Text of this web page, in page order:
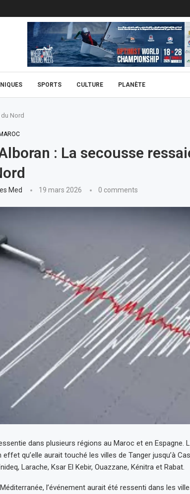
SPORTS CULTURE PLANÈTE
Nord
: La secousse
Med 19 mars 2026 0 comments
dans plusieurs régions au Maroc et en Espagne.
qu’elle aurait touché les villes de Tanger jusqu’à
Larache, Ksar El Kebir, Ouazzane, Kénitra et Rabat.
l’événement aurait été ressenti dans les